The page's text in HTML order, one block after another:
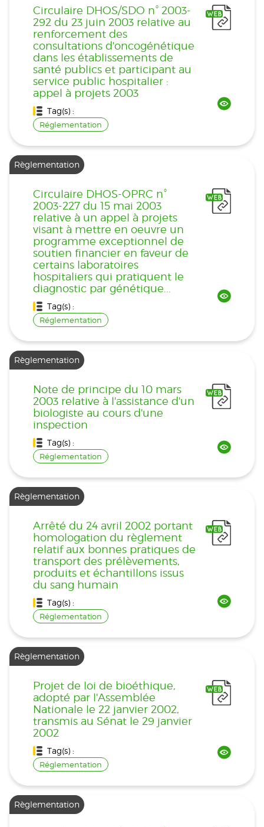
Circulaire DHOS/SDO n° 2003-
292 du 23 juin 2003 relative au
renforcement des
consultations d'oncogénétique
dans les établissements de
santé publics et participant au
service public hospitalier :
appel à projets 2003
Tag(s) :
Réglementation
Règlementation
Circulaire DHOS-OPRC n°
2003-227 du 15 mai 2003
relative à un appel à projets
visant à mettre en oeuvre un
programme exceptionnel de
soutien financier en faveur de
certains laboratoires
hospitaliers qui pratiquent le
diagnostic par génétique...
Tag(s) :
Réglementation
Règlementation
Note de principe du 10 mars
2003 relative à l'assistance d'un
biologiste au cours d'une
inspection
Tag(s) :
Réglementation
Règlementation
Arrêté du 24 avril 2002 portant
homologation du règlement
relatif aux bonnes pratiques de
transport des prélèvements,
produits et échantillons issus
du sang humain
Tag(s) :
Réglementation
Règlementation
Projet de loi de bioéthique,
adopté par l'Assemblée
Nationale le 22 janvier 2002,
transmis au Sénat le 29 janvier
2002
Tag(s) :
Réglementation
Règlementation